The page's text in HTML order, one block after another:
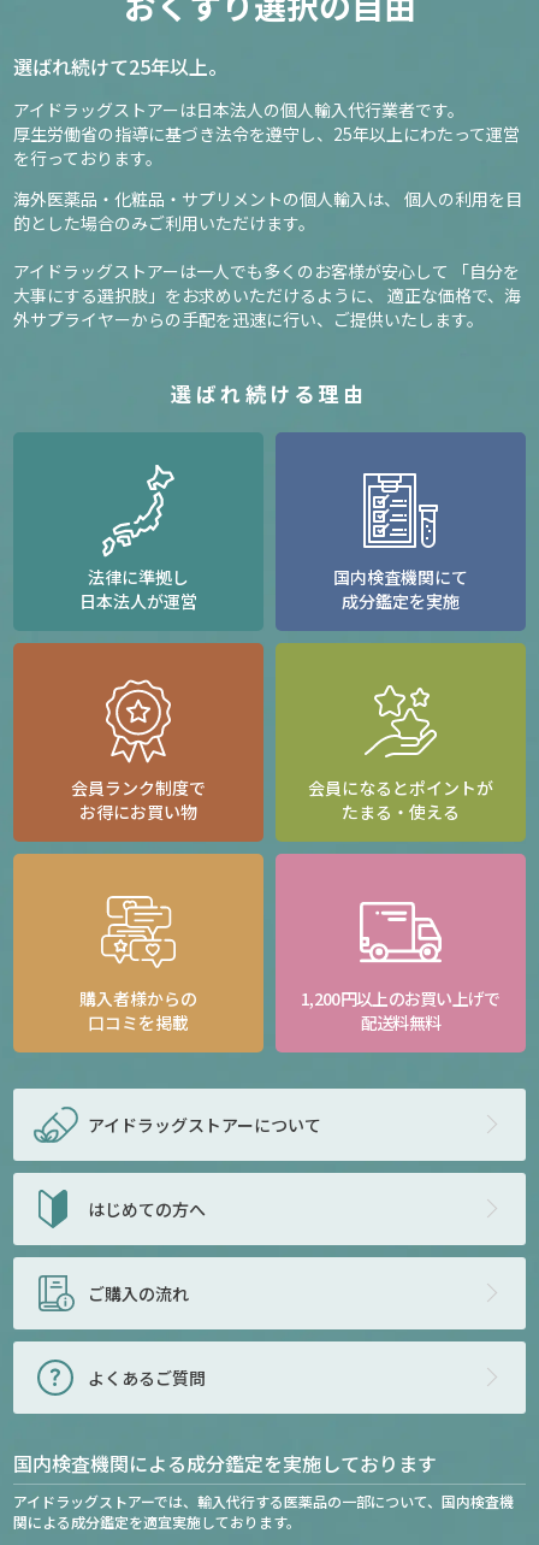
選ばれ続けて25年以上。
アイドラッグストアーは日本法人の個人輸入代行業者です。
厚生労働省の指導に基づき法令を遵守し、 25年以上にわたって運営
を行っております。
海外医薬品・化粧品・サプリメントの個人輸入は、
個人の利用を目
的とした場合のみご利用いただけます。
アイドラッグストアーは一人でも多くのお客様が安心して
「自分を
大事にする選択肢」をお求めいただけるように、
適正な価格で、海
外サプライヤーからの手配を迅速に行い、ご提供いたします。
選ばれ続ける理由
法律に準拠し
日本法人が運営
国内検査機関にて
成分鑑定を実施
会員ランク制度で
お得にお買い物
会員になるとポイントが
たまる・使える
購入者様からの
口コミを掲載
1,200円以上のお買い上げで
配送料無料
アイドラッグストアーについて
はじめての方へ
ご購入の流れ
よくあるご質問
国内検査機関による成分鑑定を実施しております
アイドラッグストアーでは、輸入代行する医薬品の一部について、国内検査機
関による成分鑑定を適宜実施しております。